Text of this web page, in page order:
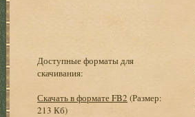
Доступные форматы для
скачивания:
Скачать в формате FB2 (Размер:
213 Кб)